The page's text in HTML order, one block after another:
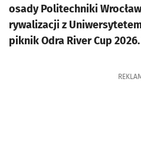
osady Politechniki
rywalizacji z
piknik Odra River Cup